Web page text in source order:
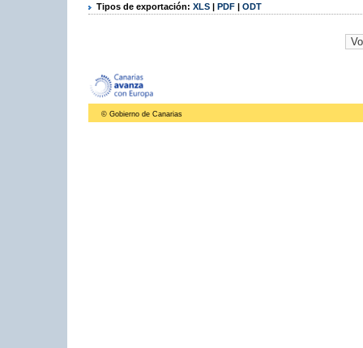
Tipos de exportación: XLS | PDF | ODT
© Gobierno de Canarias